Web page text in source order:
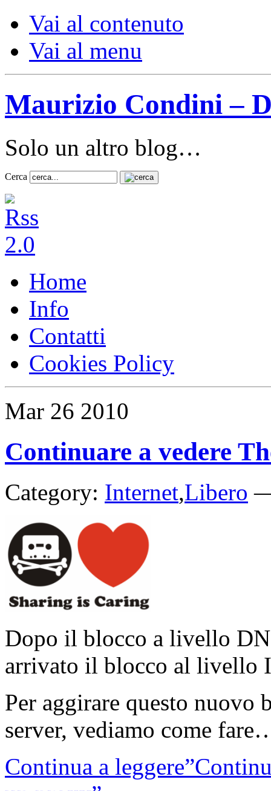
Vai al contenuto
Vai al menu
Maurizio Condini –
Solo un altro blog…
Cerca
Home
Info
Contatti
Cookies Policy
Mar 26 2010
Continuare a vedere
Category: Internet,Libero
Dopo il blocco a livello
arrivato il blocco al livello
Per aggirare questo nuovo
server, vediamo come
Continua a